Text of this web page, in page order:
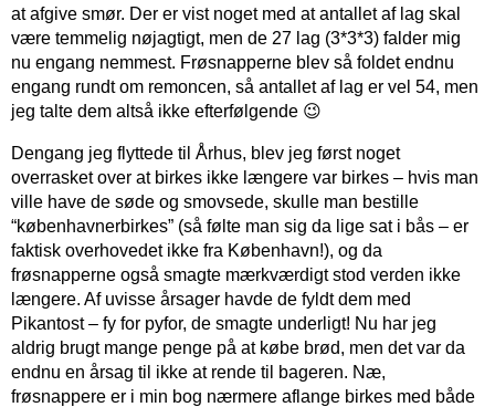
at afgive smør. Der er vist noget med at antallet af lag skal
være temmelig nøjagtigt, men de 27 lag (3*3*3) falder mig
nu engang nemmest. Frøsnapperne blev så foldet endnu
engang rundt om remoncen, så antallet af lag er vel 54, men
jeg talte dem altså ikke efterfølgende 😉
Dengang jeg flyttede til Århus, blev jeg først noget
overrasket over at birkes ikke længere var birkes – hvis man
ville have de søde og smovsede, skulle man bestille
“københavnerbirkes” (så følte man sig da lige sat i bås – er
faktisk overhovedet ikke fra København!), og da
frøsnapperne også smagte mærkværdigt stod verden ikke
længere. Af uvisse årsager havde de fyldt dem med
Pikantost – fy for pyfor, de smagte underligt! Nu har jeg
aldrig brugt mange penge på at købe brød, men det var da
endnu en årsag til ikke at rende til bageren. Næ,
frøsnappere er i min bog nærmere aflange birkes med både